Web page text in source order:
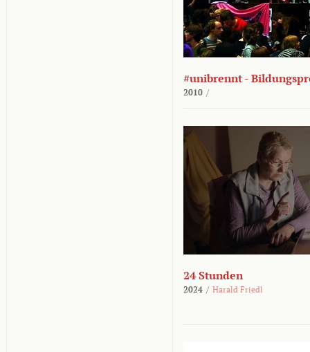
#unibrennt -
2010 /
24 Stunden
2024 / Harald Friedl